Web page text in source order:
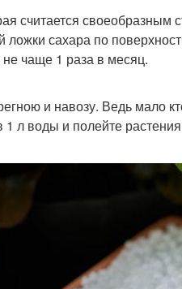
считается
ложки сахара по
не чаще 1 раза в месяц.
и навозу. Ведь мало
1 л воды и полейте